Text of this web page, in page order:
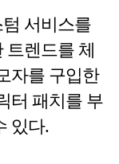
서비스를
트렌드를 체
자를 구입한
터 패치를 부
있다.